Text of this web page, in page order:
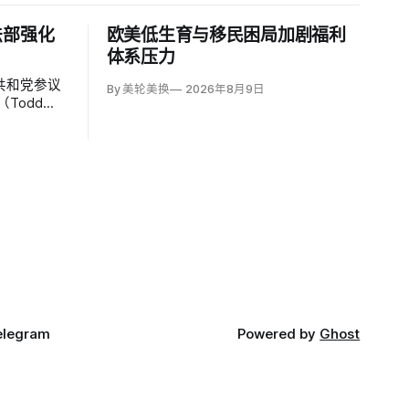
强化
和党参议
Todd
欧美低生育与移民困局加剧福利
体系压力
By 美轮美换 2026年8月9日
Powered by Ghost